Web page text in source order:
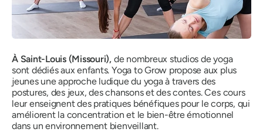
À Saint-Louis (Missouri), de nombreux studios de yoga
sont dédiés aux enfants. Yoga to Grow propose aux plus
jeunes une approche ludique du yoga à travers des
postures, des jeux, des chansons et des contes. Ces cours
leur enseignent des pratiques bénéfiques pour le corps, qui
améliorent la concentration et le bien-être émotionnel
dans un environnement bienveillant.